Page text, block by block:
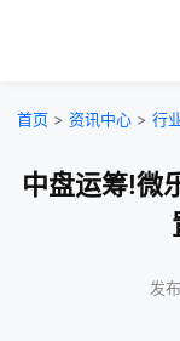
首页 > 资讯中心 > 行
中盘运筹!微
发